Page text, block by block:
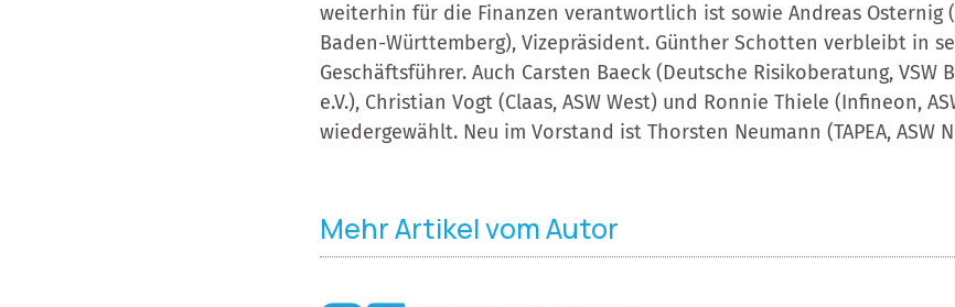
weiterhin für die Finanzen verantwortlich ist sowie Andreas Osternig
Baden-Württemberg), Vizepräsident. Günther Schotten verbleibt in
Geschäftsführer. Auch Carsten Baeck (Deutsche Risikoberatung, VSW
e.V.), Christian Vogt (Claas, ASW West) und Ronnie Thiele (Infineon,
wiedergewählt. Neu im Vorstand ist Thorsten Neumann (TAPEA, ASW
Mehr Artikel vom Autor